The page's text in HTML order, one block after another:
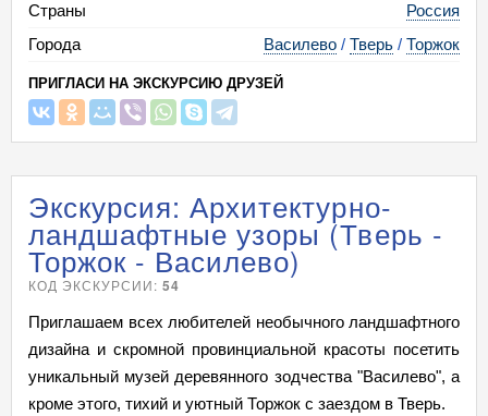
Страны
Россия
Города
Василево / Тверь / Торжок
ПРИГЛАСИ НА ЭКСКУРСИЮ ДРУЗЕЙ
Экскурсия: Архитектурно-
ландшафтные узоры (Тверь -
Торжок - Василево)
КОД ЭКСКУРСИИ:54
Приглашаем всех любителей необычного ландшафтного
дизайна и скромной провинциальной красоты посетить
уникальный музей деревянного зодчества "Василево", а
кроме этого, тихий и уютный Торжок с заездом в Тверь.